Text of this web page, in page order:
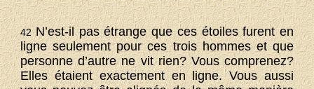
42N’est-il pas étrange que ces étoiles furent en
ligne seulement pour ces trois hommes et que
personne d’autre ne vit rien? Vous comprenez?
Elles étaient exactement en ligne. Vous aussi